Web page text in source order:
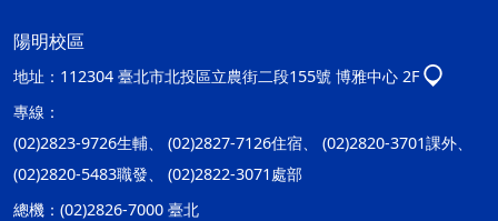
陽明校區
地址： 112304 臺北市北投區立農街二段155號 博雅中心 2F
專線：
(02)2823-9726生輔、 (02)2827-7126住宿、 (02)2820-3701課外、
(02)2820-5483職發、 (02)2822-3071處部
總機： (02)2826-7000 臺北